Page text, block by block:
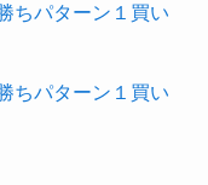
ちパターン１買い
ちパターン１買い